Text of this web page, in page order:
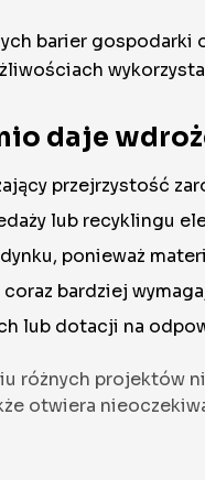
barier
daje
przejrzystość
lub recyklingu
ponieważ
coraz bardziej
lub dotacji na
różnych projektów
otwiera